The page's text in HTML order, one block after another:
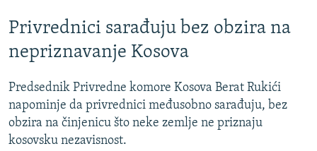
Privrednici sarađuju bez obzira na
nepriznavanje Kosova
Predsednik Privredne komore Kosova Berat Rukići
napominje da privrednici međusobno sarađuju, bez
obzira na činjenicu što neke zemlje ne priznaju
kosovsku nezavisnost.